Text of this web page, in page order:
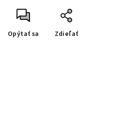
Opýtať sa Zdieľať